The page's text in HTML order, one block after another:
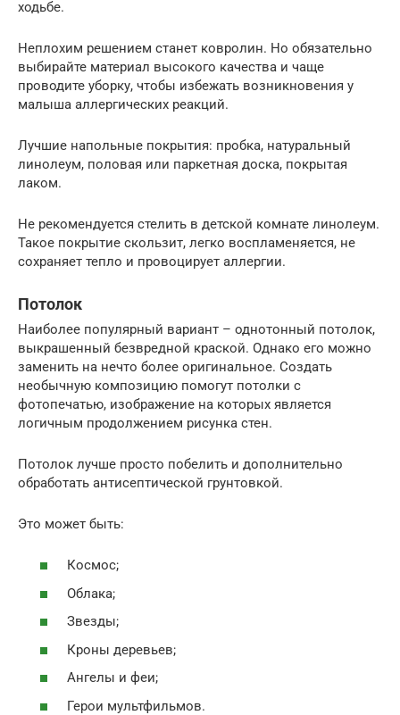
ходьбе.
Неплохим решением станет ковролин. Но обязательно
выбирайте материал высокого качества и чаще
проводите уборку, чтобы избежать возникновения у
малыша аллергических реакций.
Лучшие напольные покрытия: пробка, натуральный
линолеум, половая или паркетная доска, покрытая
лаком.
Не рекомендуется стелить в детской комнате линолеум.
Такое покрытие скользит, легко воспламеняется, не
сохраняет тепло и провоцирует аллергии.
Потолок
Наиболее популярный вариант – однотонный потолок,
выкрашенный безвредной краской. Однако его можно
заменить на нечто более оригинальное. Создать
необычную композицию помогут потолки с
фотопечатью, изображение на которых является
логичным продолжением рисунка стен.
Потолок лучше просто побелить и дополнительно
обработать антисептической грунтовкой.
Это может быть:
Космос;
Облака;
Звезды;
Кроны деревьев;
Ангелы и феи;
Герои мультфильмов.